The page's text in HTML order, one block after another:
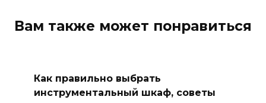
Вам также может понравиться
Как правильно выбрать
инструментальный шкаф, советы